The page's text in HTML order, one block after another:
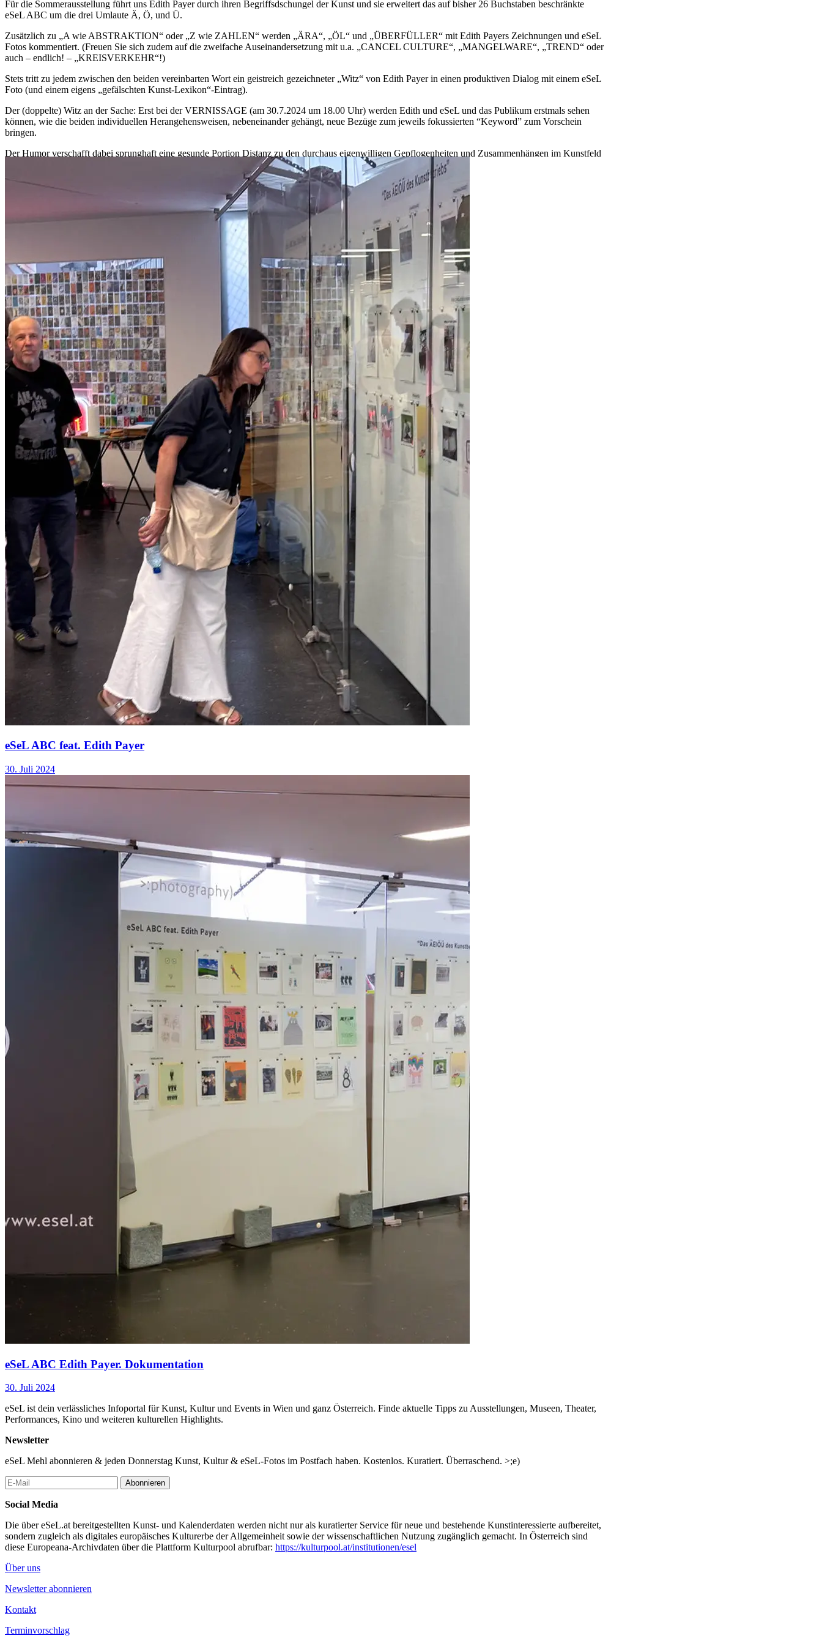
Für die Sommerausstellung führt uns Edith Payer durch ihren Begriffsdschungel der Kunst und sie erweitert das auf bisher 26 Buchstaben beschränkte
eSeL ABC um die drei Umlaute Ä, Ö, und Ü.
Zusätzlich zu „A wie ABSTRAKTION“ oder „Z wie ZAHLEN“ werden „ÄRA“, „ÖL“ und „ÜBERFÜLLER“ mit Edith Payers Zeichnungen und eSeL
Fotos kommentiert. (Freuen Sie sich zudem auf die zweifache Auseinandersetzung mit u.a. „CANCEL CULTURE“, „MANGELWARE“, „TREND“ oder
auch – endlich! – „KREISVERKEHR“!)
Stets tritt zu jedem zwischen den beiden vereinbarten Wort ein geistreich gezeichneter „Witz“ von Edith Payer in einen produktiven Dialog mit einem eSeL
Foto (und einem eigens „gefälschten Kunst-Lexikon“-Eintrag).
Der (doppelte) Witz an der Sache: Erst bei der VERNISSAGE (am 30.7.2024 um 18.00 Uhr) werden Edith und eSeL und das Publikum erstmals sehen
können, wie die beiden individuellen Herangehensweisen, nebeneinander gehängt, neue Bezüge zum jeweils fokussierten “Keyword” zum Vorschein
bringen.
Der Humor verschafft dabei sprunghaft eine gesunde Portion Distanz zu den durchaus eigenwilligen Gepflogenheiten und Zusammenhängen im Kunstfeld
– aber auch den darin wirkenden Machtverhältnissen und ökonomischen Schieflagen.
Humorvolle Zeichnungen auf Postkarten, Plakaten, Social Media und in Künstlerbüchern sind nur eine Methode im Werk von Edith Payer, die in
unterschiedlichsten Medien (von Fotosammlungen, Textilarbeiten bis zu skurrilen Skulpturen, aber auch ihren Installationen und Interventionen im
Stadtraum) Aufmerksamkeit auf allzu Alltägliches lenkt.
In museumsähnlichen, teilweise mobilen Displays wird das Sammeln, Sortieren und Arrangieren inszeniert (häufig in Zusammenarbeit mit
Anwohner:innen) und Aufmerksamkeit auf den Akt der Herstellung und Zuweisung von Wertigkeit geschaffen.
Zuletzt konnte eSeL Edith unter Mitwirkung der Nachbarschaft beim Sammeln und Sortieren ortsspezifischer Abfall-Fundstücke für ihr mobiles „Museum
der Achtsamkeit“ beobachten (2023, Wohnpartner Wien / Rabenhof). Dabei erfuhr Beiläufiges, regional Spezifisches, Übersehenes und Vergessenes durch
Edith Payer und ihre Helfer eine neue Rahmung, indem institutionelles Sammeln (und Herstellung von Relevanz) zitiert und imitiert und mit neuem Fokus
im mobilen Museum auf den Kontext der umliegenden Nachbarschaft adaptiert wurden.
Mit ihrer eingängigen, verführerischen wie ernsten Leichtigkeit gelingt es Edith Payer umso wirksamer, die „ökologischen, ökonomischen und sozialen
Dauerkrisen ins Bewusstsein zu bringen“ (Klaus Bock) ohne in verklärende Überhöhung oder Pathos-Fallen zeitgenössischer Kunst zu tappen.
Edith Payer eröffnet durch ihre Arbeiten die oft beschworenen „neuen Sichtweisen” auf die Welt und ihre soziale Normen und schmiedet dabei
wertschätzend neue Allianzen zwischen Alltag und Kunst – gemeinsam mit den Menschen.
geboren 1975 in Wolfsberg, Studium an der Akademie der bildenden Künste Wien, lebt und arbeitet in Wien und Redlschlag (Bgld.),
...Mehr lesen
eSeL ABC feat. Edith Payer
30. Juli 2024
eSeL ABC Edith Payer. Dokumentation
30. Juli 2024
eSeL ist dein verlässliches Infoportal für Kunst, Kultur und Events in Wien und ganz Österreich. Finde aktuelle Tipps zu Ausstellungen, Museen, Theater,
Performances, Kino und weiteren kulturellen Highlights.
Newsletter
eSeL Mehl abonnieren & jeden Donnerstag Kunst, Kultur & eSeL-Fotos im Postfach haben. Kostenlos. Kuratiert. Überraschend. >;e)
Abonnieren
Social Media
Die über eSeL.at bereitgestellten Kunst- und Kalenderdaten werden nicht nur als kuratierter Service für neue und bestehende Kunstinteressierte aufbereitet,
sondern zugleich als digitales europäisches Kulturerbe der Allgemeinheit sowie der wissenschaftlichen Nutzung zugänglich gemacht. In Österreich sind
diese Europeana-Archivdaten über die Plattform Kulturpool abrufbar: https://kulturpool.at/institutionen/esel
Über uns
Newsletter abonnieren
Kontakt
Terminvorschlag